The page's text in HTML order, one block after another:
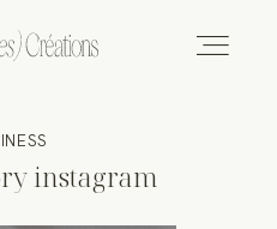
instagram